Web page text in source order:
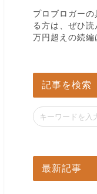
プロブロガー
る方は、ぜひ
万円超えの続編
記事を検索
最新記事